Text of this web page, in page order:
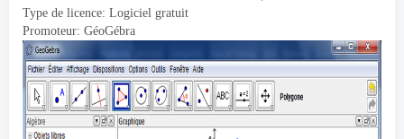
Type de licence: Logiciel gratuit
Promoteur: GéoGébra